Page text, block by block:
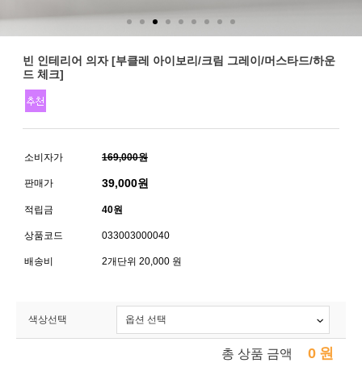
빈 인테리어 의자 [부클레 아이보리/크림 그레이/머스타드/하운
드 체크]
소비자가 169,000원
판매가 39,000원
적립금 40원
상품코드 033003000040
배송비 2개단위 20,000 원
색상선택
총 상품 금액 0 원